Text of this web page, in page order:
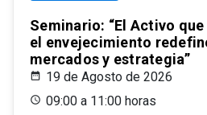
Seminario: “El Activo
el envejecimiento
mercados y estrategia”
19 de Agosto de 2026
09:00 a 11:00 horas